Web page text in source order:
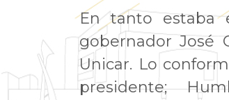
En tanto estaba
gobernador José
Unicar. Lo
presidente;